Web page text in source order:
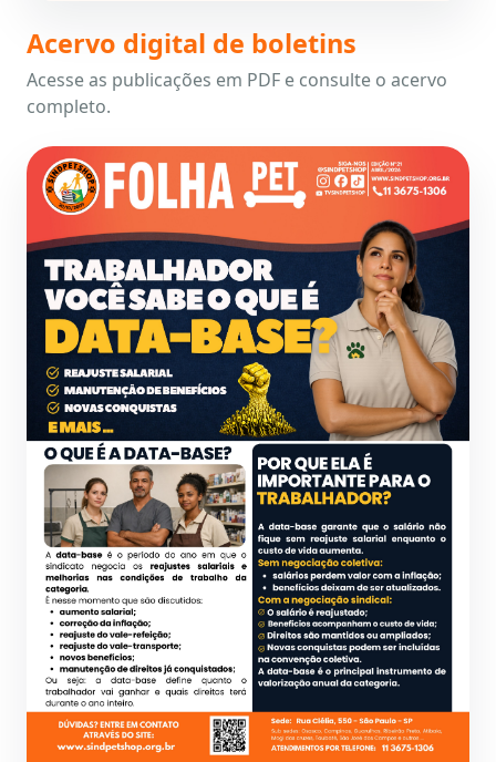
Acervo digital de boletins
Acesse as publicações em PDF e consulte o acervo
completo.